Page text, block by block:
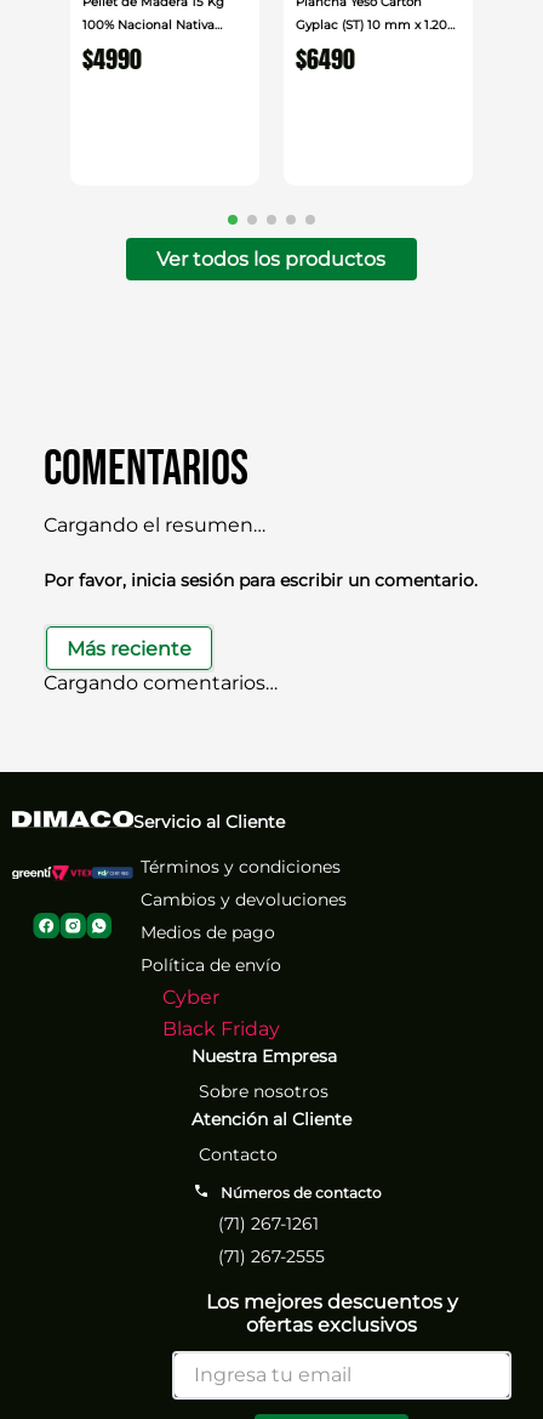
100% Nacional Nativa
Mestre
$4990
Gyplac (ST) 10 mm x 1.20
cm x 2.40cm
$6490
Ver todos los productos
Comentarios
Cargando el resumen…
Por favor, inicia sesión para escribir un comentario.
Más reciente
Cargando comentarios…
Servicio al Cliente
Términos y condiciones
Cambios y devoluciones
Medios de pago
Política de envío
Cyber
Black Friday
Nuestra Empresa
Sobre nosotros
Atención al Cliente
Contacto
Números de contacto
(71) 267-1261
(71) 267-2555
Los mejores descuentos y
ofertas exclusivos